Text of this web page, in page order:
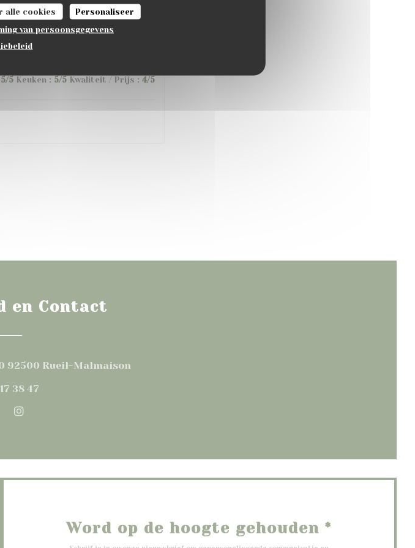
alle cookies
Personaliseer
van persoonsgegevens
4/5 Keuken: 4/5 Kwaliteit / Prijs:
5/5 Keuken: 5/5 Kwaliteit / Prijs : 4/5
en Contact
92500 Rueil-Malmaison
38 47
((opent in een nieuw venster))
Word op de hoogte gehouden *